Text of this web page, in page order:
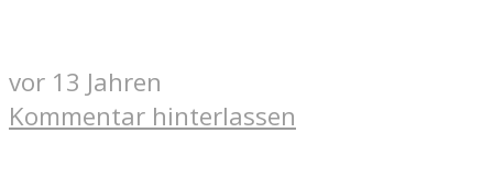
vor 13 Jahren
Kommentar hinterlassen